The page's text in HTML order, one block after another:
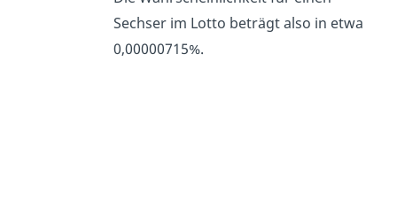
Sechser im Lotto beträgt also in etwa
0,00000715%.